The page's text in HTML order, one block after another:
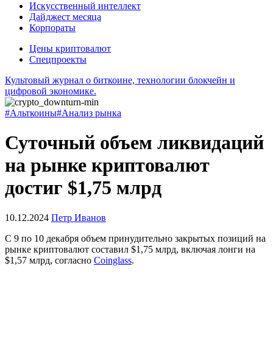
Искусственный интеллект
Дайджест месяца
Корпораты
Цены криптовалют
Спецпроекты
Культовый журнал о биткоине, технологии блокчейн и
цифровой экономике.
#Альткоины#Анализ рынка
Суточный объем ликвидаций
на рынке криптовалют
достиг $1,75 млрд
10.12.2024 Петр Иванов
С 9 по 10 декабря объем принудительно закрытых позиций на
рынке криптовалют составил $1,75 млрд, включая лонги на
$1,57 млрд, согласно Coinglass.